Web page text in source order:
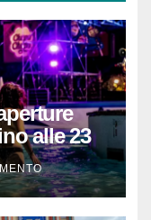
alle 23